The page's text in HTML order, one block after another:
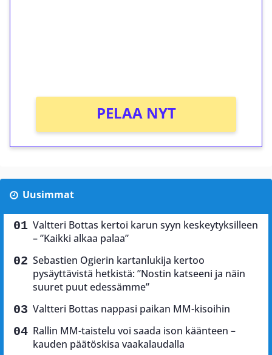
PELAA NYT
Uusimmat
Valtteri Bottas kertoi karun syyn keskeytyksilleen
– ”Kaikki alkaa palaa”
Sebastien Ogierin kartanlukija kertoo
pysäyttävistä hetkistä: ”Nostin katseeni ja näin
suuret puut edessämme”
Valtteri Bottas nappasi paikan MM-kisoihin
Rallin MM-taistelu voi saada ison käänteen –
kauden päätöskisa vaakalaudalla